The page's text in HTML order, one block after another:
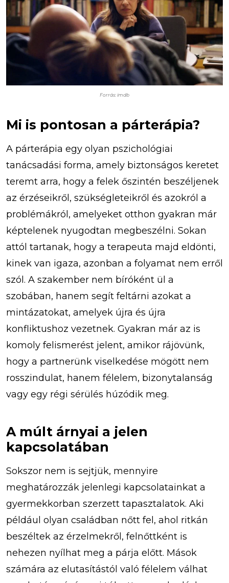
Forrás: imdb
Mi is pontosan a párterápia?
A párterápia egy olyan pszichológiai
tanácsadási forma, amely biztonságos keretet
teremt arra, hogy a felek őszintén beszéljenek
az érzéseikről, szükségleteikről és azokról a
problémákról, amelyeket otthon gyakran már
képtelenek nyugodtan megbeszélni. Sokan
attól tartanak, hogy a terapeuta majd eldönti,
kinek van igaza, azonban a folyamat nem erről
szól. A szakember nem bíróként ül a
szobában, hanem segít feltárni azokat a
mintázatokat, amelyek újra és újra
konfliktushoz vezetnek. Gyakran már az is
komoly felismerést jelent, amikor rájövünk,
hogy a partnerünk viselkedése mögött nem
rosszindulat, hanem félelem, bizonytalanság
vagy egy régi sérülés húzódik meg.
A múlt árnyai a jelen
kapcsolatában
Sokszor nem is sejtjük, mennyire
meghatározzák jelenlegi kapcsolatainkat a
gyermekkorban szerzett tapasztalatok. Aki
például olyan családban nőtt fel, ahol ritkán
beszéltek az érzelmekről, felnőttként is
nehezen nyílhat meg a párja előtt. Mások
számára az elutasítástól való félelem válhat